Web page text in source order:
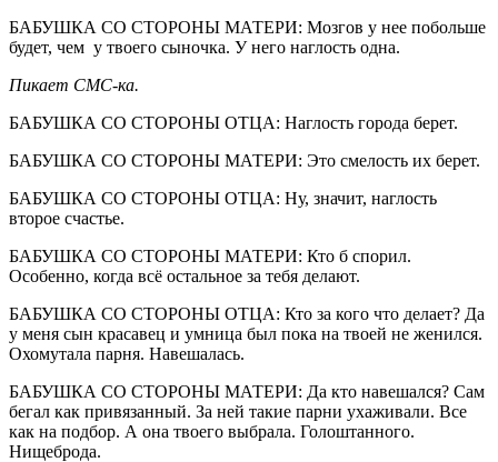
БАБУШКА СО СТОРОНЫ МАТЕРИ: Мозгов у нее побольше
будет, чем у твоего сыночка. У него наглость одна.
Пикает СМС-ка.
БАБУШКА СО СТОРОНЫ ОТЦА: Наглость города берет.
БАБУШКА СО СТОРОНЫ МАТЕРИ: Это смелость их берет.
БАБУШКА СО СТОРОНЫ ОТЦА: Ну, значит, наглость
второе счастье.
БАБУШКА СО СТОРОНЫ МАТЕРИ: Кто б спорил.
Особенно, когда всё остальное за тебя делают.
БАБУШКА СО СТОРОНЫ ОТЦА: Кто за кого что делает? Да
у меня сын красавец и умница был пока на твоей не женился.
Охомутала парня. Навешалась.
БАБУШКА СО СТОРОНЫ МАТЕРИ: Да кто навешался? Сам
бегал как привязанный. За ней такие парни ухаживали. Все
как на подбор. А она твоего выбрала. Голоштанного.
Нищеброда.